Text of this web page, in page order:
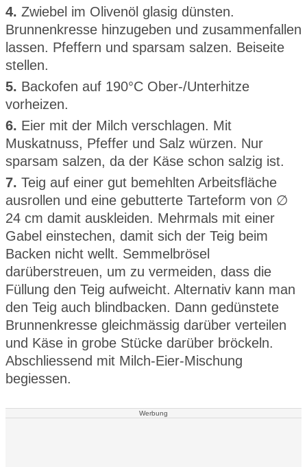
4. Zwiebel im Olivenöl glasig dünsten.
Brunnenkresse hinzugeben und zusammenfallen
lassen. Pfeffern und sparsam salzen. Beiseite
stellen.
5. Backofen auf 190°C Ober-/Unterhitze
vorheizen.
6. Eier mit der Milch verschlagen. Mit
Muskatnuss, Pfeffer und Salz würzen. Nur
sparsam salzen, da der Käse schon salzig ist.
7. Teig auf einer gut bemehlten Arbeitsfläche
ausrollen und eine gebutterte Tarteform von ∅
24 cm damit auskleiden. Mehrmals mit einer
Gabel einstechen, damit sich der Teig beim
Backen nicht wellt. Semmelbrösel
darüberstreuen, um zu vermeiden, dass die
Füllung den Teig aufweicht. Alternativ kann man
den Teig auch blindbacken. Dann gedünstete
Brunnenkresse gleichmässig darüber verteilen
und Käse in grobe Stücke darüber bröckeln.
Abschliessend mit Milch-Eier-Mischung
begiessen.
Werbung